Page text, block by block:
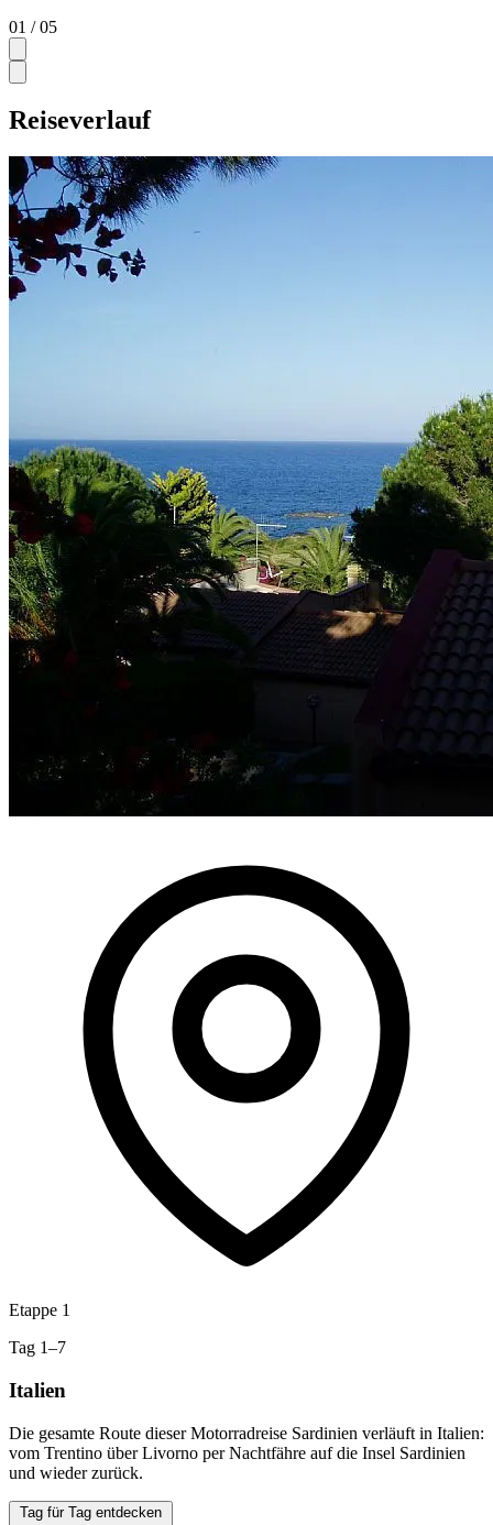
01 / 05
Reiseverlauf
Etappe 1
Tag 1–7
Italien
Die gesamte Route dieser Motorradreise Sardinien verläuft in Italien:
vom Trentino über Livorno per Nachtfähre auf die Insel Sardinien
und wieder zurück.
Tag für Tag entdecken